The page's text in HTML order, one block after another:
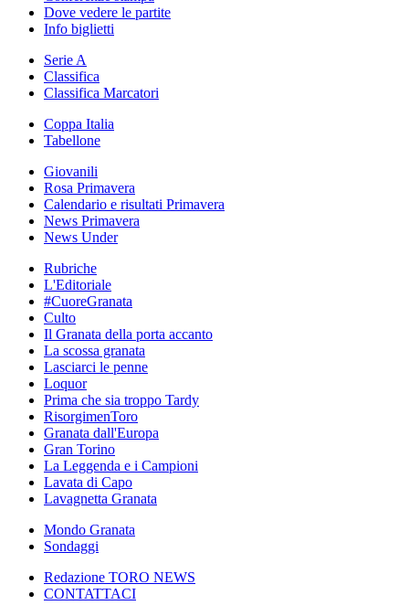
Dove vedere le partite
Info biglietti
Serie A
Classifica
Classifica Marcatori
Coppa Italia
Tabellone
Giovanili
Rosa Primavera
Calendario e risultati Primavera
News Primavera
News Under
Rubriche
L'Editoriale
#CuoreGranata
Culto
Il Granata della porta accanto
La scossa granata
Lasciarci le penne
Loquor
Prima che sia troppo Tardy
RisorgimenToro
Granata dall'Europa
Gran Torino
La Leggenda e i Campioni
Lavata di Capo
Lavagnetta Granata
Mondo Granata
Sondaggi
Redazione TORO NEWS
CONTATTACI